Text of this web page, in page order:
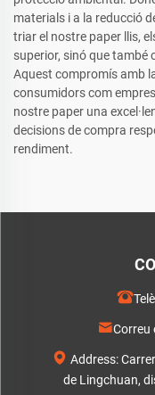
materials i a la reducció
triar el nostre paper llis,
superior, sinó que també
Aquest compromís amb
consumidors com
nostre paper una
decisions de compra
rendiment.
Correu
Address:
de Lingchuan,